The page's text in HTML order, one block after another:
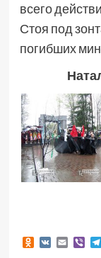
всего
Стоя под
погибших
Odnoklassniki
VKEmail